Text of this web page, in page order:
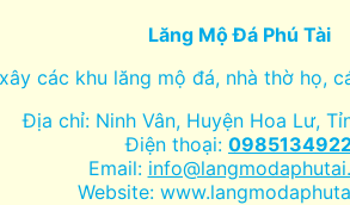
Lăng Mộ Đá Phú Tài
các khu lăng mộ đá, nhà thờ họ,
Địa chỉ: Ninh Vân, Huyện Hoa Lư,
Điện thoại:
Email:
Website: